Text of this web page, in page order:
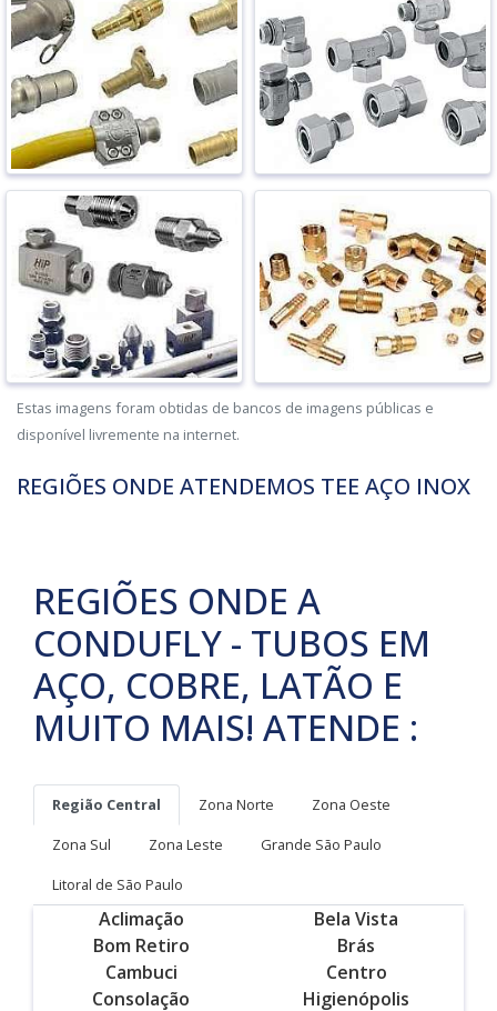
Estas imagens foram obtidas de bancos de imagens públicas e
disponível livremente na internet.
REGIÕES ONDE ATENDEMOS TEE AÇO INOX
REGIÕES ONDE A
CONDUFLY - TUBOS EM
AÇO, COBRE, LATÃO E
MUITO MAIS! ATENDE :
Região Central Zona Norte
Zona Oeste
Zona Sul
Zona Leste
Grande São Paulo
Litoral de São Paulo
Aclimação
Bela Vista
Bom Retiro
Brás
Cambuci
Centro
Consolação
Higienópolis